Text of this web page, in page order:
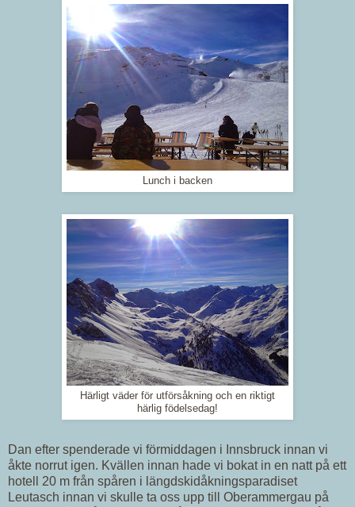
Lunch i backen
Härligt väder för utförsåkning och en riktigt
härlig födelsedag!
Dan efter spenderade vi förmiddagen i Innsbruck innan vi
åkte norrut igen. Kvällen innan hade vi bokat in en natt på ett
hotell 20 m från spåren i längdskidåkningsparadiset
Leutasch innan vi skulle ta oss upp till Oberammergau på